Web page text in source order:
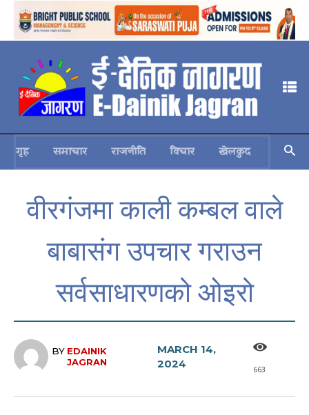
गृह समाचार राजनीति विचार खेलकुद स्वास्थ्य
वीरगंजमा काली कम्बल वाले
बाबासंग उपचार गराउन
सर्वसाधारणको ओइरो
BY EDAINIK
JAGRAN
MARCH 14,
2024
663